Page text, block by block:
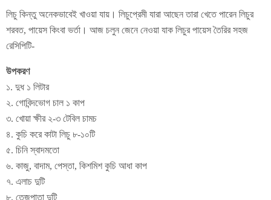
লিচু কিন্তু অনেকভাবেই খাওয়া যায়। লিচুপ্রেমী যারা আছেন তারা খেতে পারেন লিচুর
শরবত, পায়েস কিংবা ভর্তা। আজ চলুন জেনে নেওয়া যাক লিচুর পায়েস তৈরির সহজ
রেসিপিটি-
উপকরণ
১. দুধ ১ লিটার
২. গোবিন্দভোগ চাল ১ কাপ
৩. খোয়া ক্ষীর ২-৩ টেবিল চামচ
৪. কুচি করে কাটা লিচু ৮-১০টি
৫. চিনি স্বাদমতো
৬. কাজু, বাদাম, পেস্তা, কিশমিশ কুচি আধা কাপ
৭. এলাচ দুটি
৮. তেজপাতা দুটি